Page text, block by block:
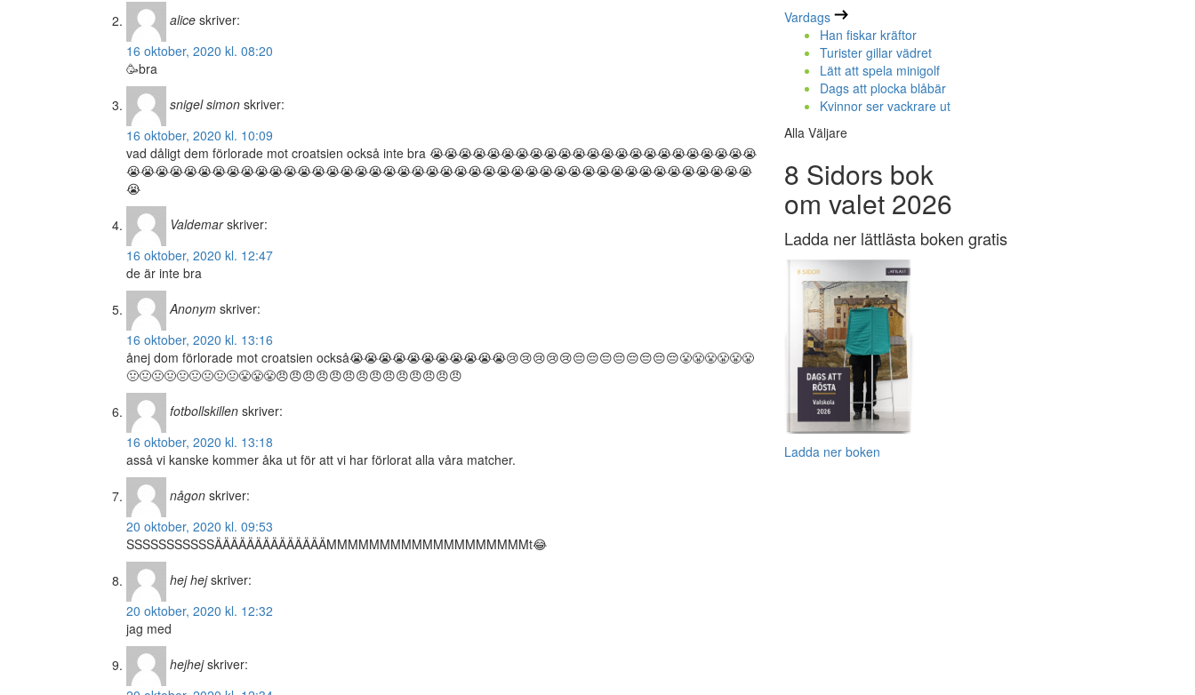
alice skriver:
16 oktober, 2020 kl. 08:20
🥳bra
snigel simon skriver:
16 oktober, 2020 kl. 10:09
vad dåligt dem förlorade mot croatsien också inte bra 😭😭😭😭😭😭😭😭😭😭😭😭😭😭😭😭😭😭😭😭😭😭😭
😭😭😭😭😭😭😭😭😭😭😭😭😭😭😭😭😭😭😭😭😭😭😭😭😭😭😭😭😭😭😭😭😭😭😭😭😭😭😭😭😭😭😭😭
😭
Valdemar skriver:
16 oktober, 2020 kl. 12:47
de är inte bra
Anonym skriver:
16 oktober, 2020 kl. 13:16
ånej dom förlorade mot croatsien också😭😭😭😭😭😭😭😭😭😭😭😢😢😢😢😢😔😔😔😔😔😔😔😔😤😤😤😤😤😤
🤢🤢🤢🤢🤢🤢🤢🤢🤢😤😤😤😠😠😠😠😠😠😠😠😠😠😠😠😠😠
fotbollskillen skriver:
16 oktober, 2020 kl. 13:18
asså vi kanske kommer åka ut för att vi har förlorat alla våra matcher.
någon skriver:
20 oktober, 2020 kl. 09:53
SSSSSSSSSSSÄÄÄÄÄÄÄÄÄÄÄÄÄÄMMMMMMMMMMMMMMMMMMMt😂
hej hej skriver:
20 oktober, 2020 kl. 12:32
jag med
hejhej skriver:
Vardags
Han fiskar kräftor
Turister gillar vädret
Lätt att spela minigolf
Dags att plocka blåbär
Kvinnor ser vackrare ut
Alla Väljare
8 Sidors bok
om valet 2026
Ladda ner lättlästa boken gratis
Ladda ner boken